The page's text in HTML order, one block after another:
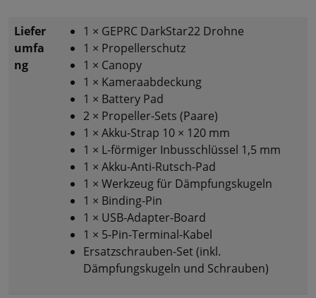
Liefer
umfa
ng
1 × GEPRC DarkStar22 Drohne
1 × Propellerschutz
1 × Canopy
1 × Kameraabdeckung
1 × Battery Pad
2 × Propeller-Sets (Paare)
1 × Akku-Strap 10 × 120 mm
1 × L-förmiger Inbusschlüssel 1,5 mm
1 × Akku-Anti-Rutsch-Pad
1 × Werkzeug für Dämpfungskugeln
1 × Binding-Pin
1 × USB-Adapter-Board
1 × 5-Pin-Terminal-Kabel
Ersatzschrauben-Set (inkl.
Dämpfungskugeln und Schrauben)